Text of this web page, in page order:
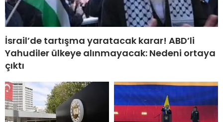
İsrail’de tartışma yaratacak karar! ABD’li
Yahudiler ülkeye alınmayacak: Nedeni ortaya
çıktı